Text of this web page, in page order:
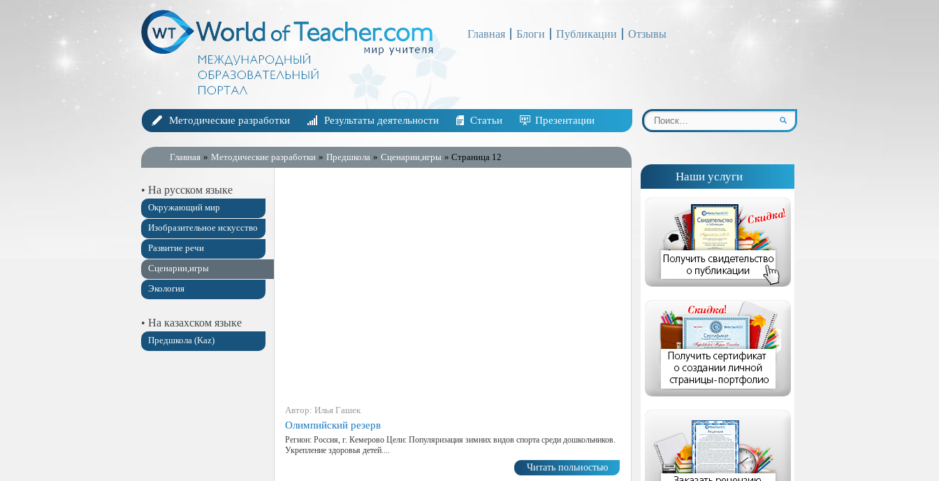
Главная Блоги Публикации Отзывы
Методические разработки Результаты деятельности Статьи Презентации
Главная » Методические разработки » Предшкола » Сценарии,игры » Страница 12
• На русском языке
Окружающий мир
Изобразительное искусство
Развитие речи
Сценарии,игры
Экология
• На казахском языке
Предшкола (Kaz)
Автор: Илья Гашек
Олимпийский резерв
Регион: Россия, г. Кемерово Цели: Популяризация зимних видов спорта среди дошкольников.
Укрепление здоровья детей....
Читать польностью
Наши услуги